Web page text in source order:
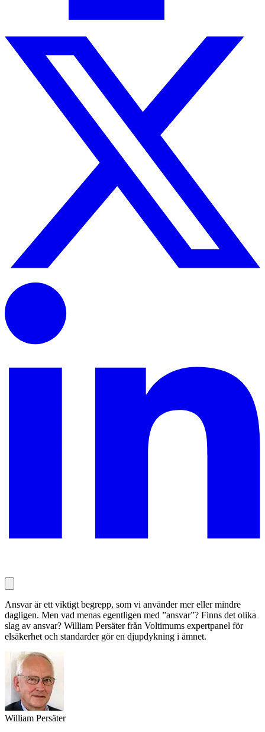
Ansvar är ett viktigt begrepp, som vi använder mer eller mindre
dagligen. Men vad menas egentligen med ”ansvar”? Finns det olika
slag av ansvar? William Persäter från Voltimums expertpanel för
elsäkerhet och standarder gör en djupdykning i ämnet.
William Persäter